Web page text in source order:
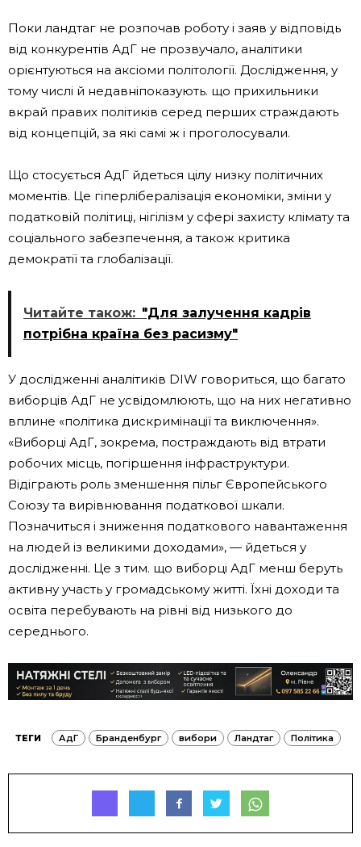
Поки ландтаг не розпочав роботу і заяв у відповідь
від конкурентів АдГ не прозвучало, аналітики
орієнтуються на аксіоми політології. Дослідження, у
тому числі й недавніпоказують. що прихильники
вкрай правих політиків серед перших страждають
від концепцій, за які самі ж і проголосували.
Що стосується АдГ йдеться цілу низку політичних
моментів. Це гіперлібералізація економіки, зміни у
податковій політиці, нігілізм у сфері захисту клімату та
соціального забезпечення, а також критика
демократії та глобалізації.
Читайте також: "Для залучення кадрів
потрібна країна без расизму"
У дослідженні аналітиків DIW говориться, що багато
виборців АдГ не усвідомлюють, що на них негативно
вплине «політика дискримінації та виключення».
«Виборці АдГ, зокрема, постраждають від втрати
робочих місць, погіршення інфраструктури.
Відіграють роль зменшення пільг Європейського
Союзу та вирівнювання податкової шкали.
Позначиться і зниження податкового навантаження
на людей із великими доходами», — йдеться у
дослідженні. Це з тим. що виборці АдГ менш беруть
активну участь у громадському житті. Їхні доходи та
освіта перебувають на рівні від низького до
середнього.
ТЕГИ АдГ Бранденбург вибори Ландтаг Політика